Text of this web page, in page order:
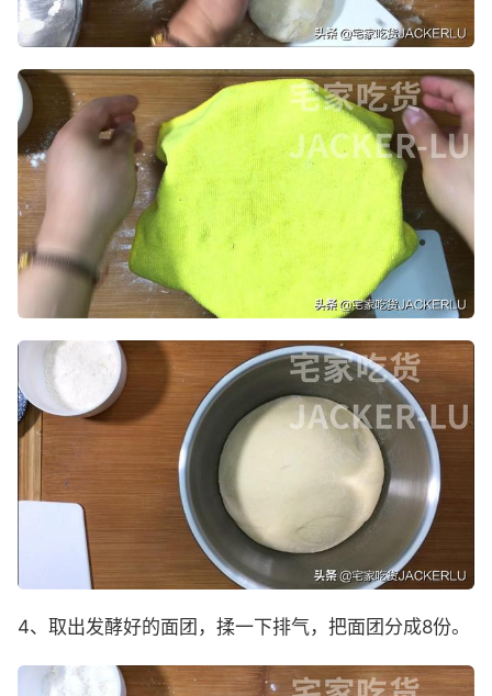
4、取出发酵好的面团，揉一下排气，把面团分成8份。